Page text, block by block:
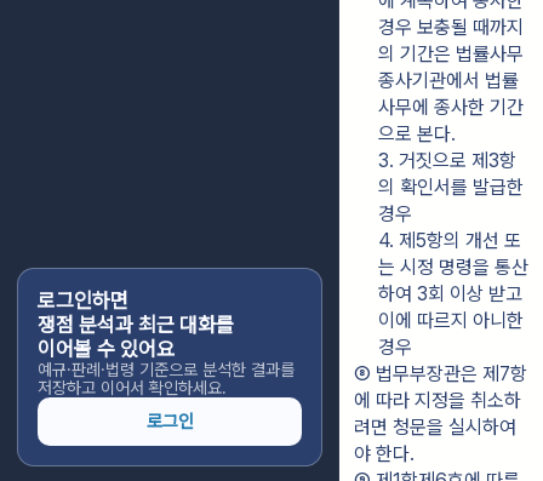
로그인하면
쟁점 분석과 최근 대화를
이어볼 수 있어요
예규·판례·법령 기준으로 분석한 결과를
저장하고 이어서 확인하세요.
로그인
경우 보충될 때까지
의 기간은 법률사무
종사기관에서 법률
사무에 종사한 기간
으로 본다.
3. 거짓으로 제3항
의 확인서를 발급한
경우
4. 제5항의 개선 또
는 시정 명령을 통산
하여 3회 이상 받고
이에 따르지 아니한
경우
⑧ 법무부장관은 제7항
에 따라 지정을 취소하
려면 청문을 실시하여
야 한다.